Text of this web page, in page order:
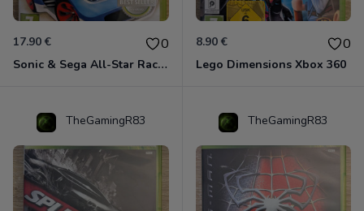
17.90 € 0
Sonic & Sega All-Star Racing - Transformed Xbox 360
8.90 € 0
Lego Dimensions Xbox 360
TheGamingR83 TheGamingR83